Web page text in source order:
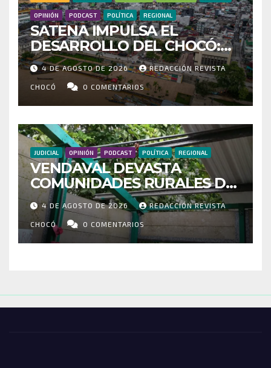
OPINIÓN PODCAST POLÍTICA REGIONAL
SATENA IMPULSA EL
DESARROLLO DEL CHOCÓ:
MÁS DE 35 MIL PASAJEROS
MOVILIZADOS Y NUEVAS
RUTAS FORTALECEN LA
CONECTIVIDAD
4 DE AGOSTO DE 2026 REDACCIÓN REVISTA
CHOCÓ 0 COMENTARIOS
JUDICIAL OPINIÓN PODCAST POLÍTICA REGIONAL
VENDAVAL DEVASTA
COMUNIDADES RURALES DE
RIOSUCIO: ESCUELAS,
VIVIENDAS Y CEMENTERIO
ENTRE LOS AFECTADOS
4 DE AGOSTO DE 2026 REDACCIÓN REVISTA
CHOCÓ 0 COMENTARIOS